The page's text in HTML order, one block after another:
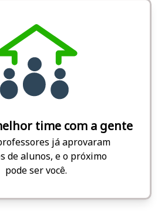
time com a gente
já aprovaram
de alunos, e o próximo
pode ser você.